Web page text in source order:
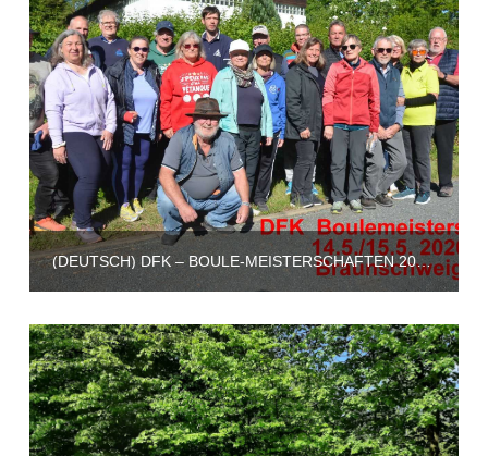
(DEUTSCH) DFK – BOULE-MEISTERSCHAFTEN 2026 BRAUNSCHWEIG